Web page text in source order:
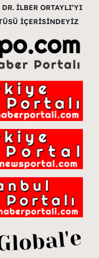
İLBER ORTAYLI’YI
İÇERİSİNDEYİZ